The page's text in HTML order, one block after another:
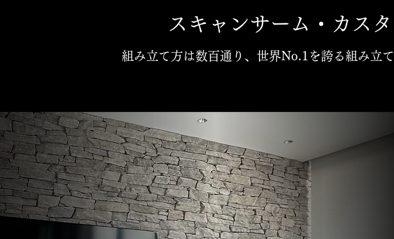
スキャンサーム・ カス
組み立て方は数百通り、世界No.1を誇る組み立